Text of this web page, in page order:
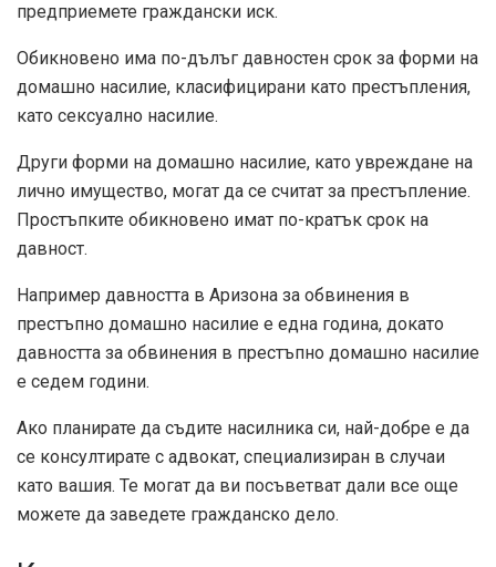
предприемете граждански иск.
Обикновено има по-дълъг давностен срок за форми на
домашно насилие, класифицирани като престъпления,
като сексуално насилие.
Други форми на домашно насилие, като увреждане на
лично имущество, могат да се считат за престъпление.
Простъпките обикновено имат по-кратък срок на
давност.
Например давността в Аризона за обвинения в
престъпно домашно насилие е една година, докато
давността за обвинения в престъпно домашно насилие
е седем години.
Ако планирате да съдите насилника си, най-добре е да
се консултирате с адвокат, специализиран в случаи
като вашия. Те могат да ви посъветват дали все още
можете да заведете гражданско дело.